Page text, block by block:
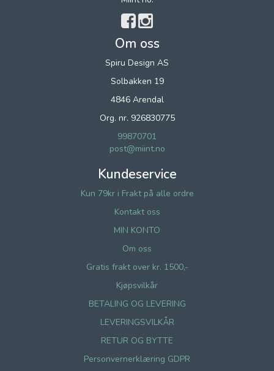
Om oss
Spiru Design AS
Solbakken 19
4846 Arendal
Org. nr. 926830775
99870701
post@miint.no
Kundeservice
Kun 79kr i Frakt på alle ordre
Kontakt oss
MIN KONTO
Om oss
Gratis frakt over kr. 1500,-
Kjøpsvilkår
BETALING OG LEVERING
LEVERINGSVILKÅR
RETUR OG BYTTE
Personvernerklæring GDPR